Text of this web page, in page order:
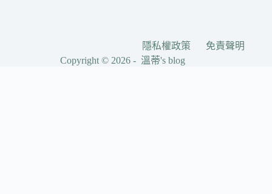
隱私權政策
免責聲明
Copyright © 2026 - 溫蒂's blog